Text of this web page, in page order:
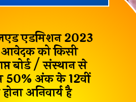
एडमिशन 2023
को किसी
बोर्ड / संस्थान से
अंक के 12वीं
होना अनिवार्य है